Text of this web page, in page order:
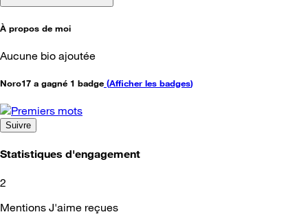
À propos de moi
Aucune bio ajoutée
Noro17 a gagné 1 badge (Afficher les badges)
Suivre
Statistiques d'engagement
2
Mentions J'aime reçues